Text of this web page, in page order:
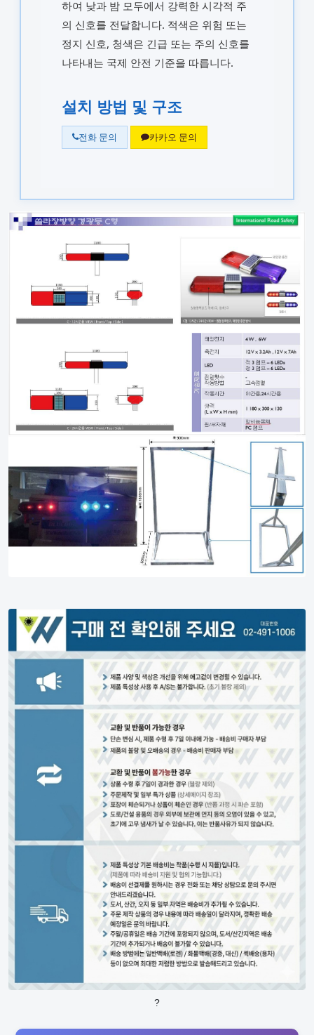
하여 낮과 밤 모두에서 강력한 시각적 주
의 신호를 전달합니다. 적색은 위험 또는
정지 신호, 청색은 긴급 또는 주의 신호를
나타내는 국제 안전 기준을 따릅니다.
설치 방법 및 구조
전화 문의 카카오 문의
?